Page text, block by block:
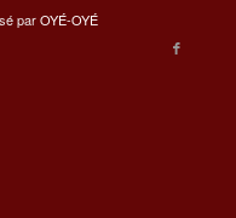
parOYÉ-OYÉ